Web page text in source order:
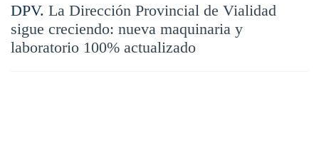
DPV. La Dirección Provincial de Vialidad
sigue creciendo: nueva maquinaria y
laboratorio 100% actualizado